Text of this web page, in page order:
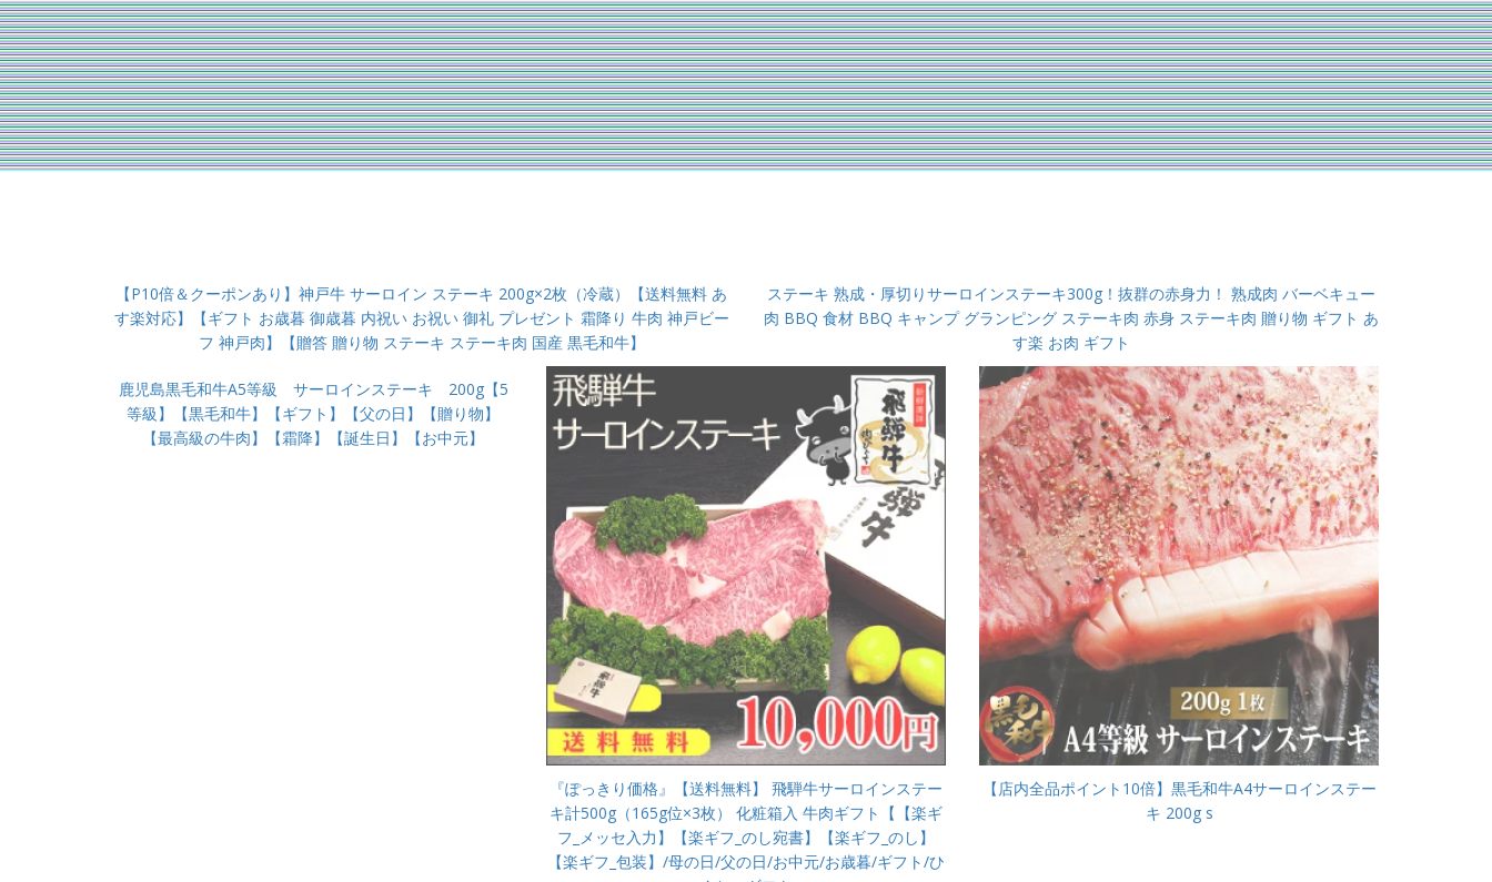
【P10倍＆クーポンあり】神戸牛 サーロイン ステーキ 200g×2枚（冷蔵）【送料無料 あ
す楽対応】【ギフト お歳暮 御歳暮 内祝い お祝い 御礼 プレゼント 霜降り 牛肉 神戸ビー
フ 神戸肉】【贈答 贈り物 ステーキ ステーキ肉 国産 黒毛和牛】
ステーキ 熟成・厚切りサーロインステーキ300g！抜群の赤身力！ 熟成肉 バーベキュー
肉 BBQ 食材 BBQ キャンプ グランピング ステーキ肉 赤身 ステーキ肉 贈り物 ギフト あ
す楽 お肉 ギフト
鹿児島黒毛和牛A5等級 サーロインステーキ 200g【5
等級】【黒毛和牛】【ギフト】【父の日】【贈り物】
【最高級の牛肉】【霜降】【誕生日】【お中元】
『ぽっきり価格』【送料無料】 飛騨牛サーロインステー
キ計500g（165g位×3枚） 化粧箱入 牛肉ギフト【【楽ギ
フ_メッセ入力】【楽ギフ_のし宛書】【楽ギフ_のし】
【楽ギフ_包装】/母の日/父の日/お中元/お歳暮/ギフト/ひ
【店内全品ポイント10倍】黒毛和牛A4サーロインステー
キ 200g s